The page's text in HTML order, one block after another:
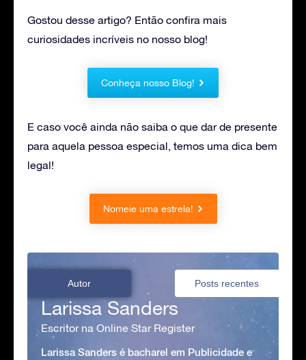
Gostou desse artigo? Então confira mais
curiosidades incríveis no nosso blog!
Conheça nosso Blog!
E caso você ainda não saiba o que dar de presente
para aquela pessoa especial, temos uma dica bem
legal!
Nomeie uma estrela!
Autor Posts recentes
Larissa Sanders
Escritor na Online Star Register
Larissa Sanders é bacharel em Publicidade e